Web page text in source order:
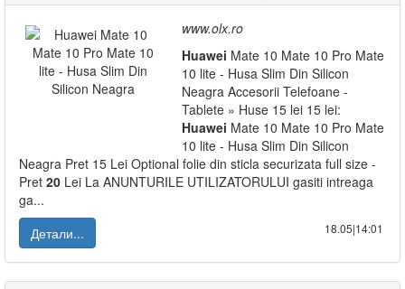
www.olx.ro
Huawei Mate 10 Mate 10 Pro Mate
10 lite - Husa Slim Din Silicon
Neagra Accesorii Telefoane -
Tablete » Huse 15 lei 15 lei:
Huawei Mate 10 Mate 10 Pro Mate
10 lite - Husa Slim Din Silicon
Neagra Pret 15 Lei Optional folie din sticla securizata full size -
Pret 20 Lei La ANUNTURILE UTILIZATORULUI gasiti intreaga
ga...
Детали...
18.05|14:01